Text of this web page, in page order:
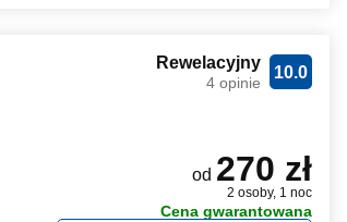
10.0
Rewelacyjny
4 opinie
od 270 zł
2 osoby, 1 noc
Cena gwarantowana